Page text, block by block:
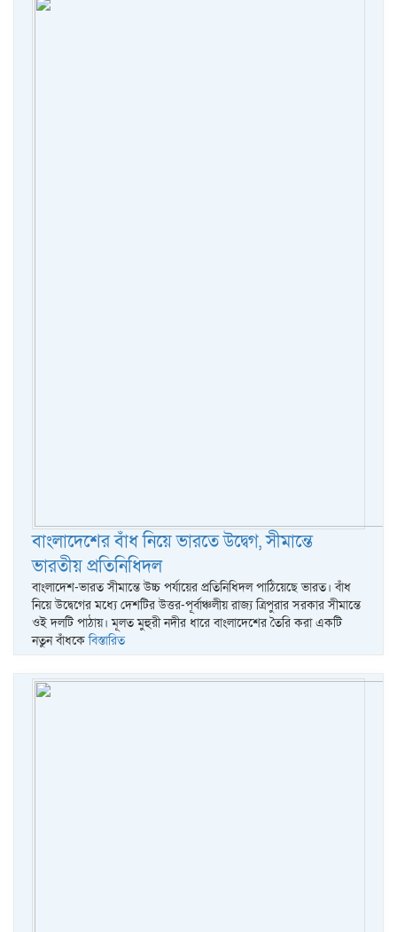
বাংলাদেশের বাঁধ নিয়ে ভারতে উদ্বেগ, সীমান্তে
ভারতীয় প্রতিনিধিদল
বাংলাদেশ-ভারত সীমান্তে উচ্চ পর্যায়ের প্রতিনিধিদল পাঠিয়েছে ভারত। বাঁধ
নিয়ে উদ্বেগের মধ্যে দেশটির উত্তর-পূর্বাঞ্চলীয় রাজ্য ত্রিপুরার সরকার সীমান্তে
ওই দলটি পাঠায়। মূলত মুহুরী নদীর ধারে বাংলাদেশের তৈরি করা একটি
নতুন বাঁধকেবিস্তারিত